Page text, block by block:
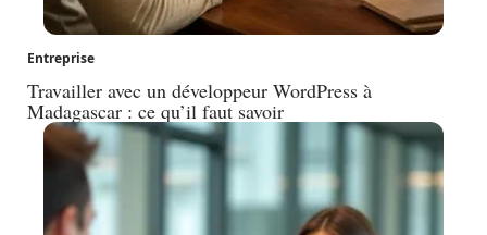
Entreprise
Travailler avec un développeur WordPress à
Madagascar : ce qu’il faut savoir